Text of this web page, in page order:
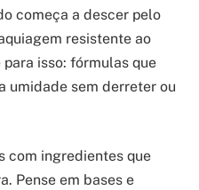
começa a descer pelo
resistente ao
isso: fórmulas que
umidade sem derreter ou
com ingredientes que
Pense em bases e